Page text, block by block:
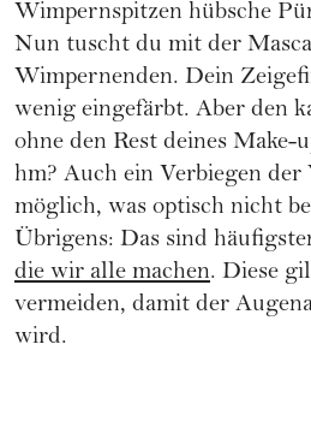
Wimpernspitzen hübsche
Nun tuscht du mit der
Wimpernenden. Dein
wenig eingefärbt. Aber den
ohne den Rest deines Make-
hm? Auch ein Verbiegen
möglich, was optisch nicht
Übrigens: Das sind
die wir alle machen. Diese
vermeiden, damit der
wird.